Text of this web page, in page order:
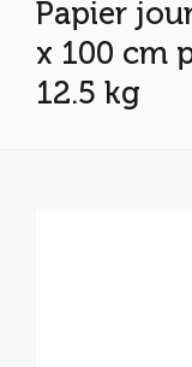
Papier
x 100 cm
12.5 kg